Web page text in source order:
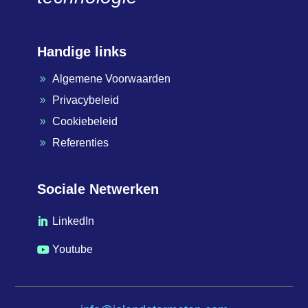
Handige links
9 Algemene Voorwaarden
9 Privacybeleid
9 Cookiebeleid
9 Referenties
Sociale Netwerken
 LinkedIn
 Youtube